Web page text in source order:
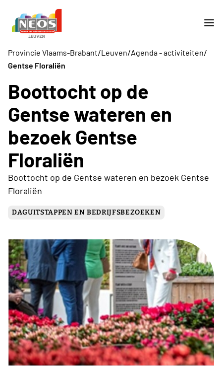
Provincie Vlaams-Brabant/Leuven/Agenda - activiteiten/
Gentse Floraliën
Boottocht op de
Gentse wateren en
bezoek Gentse
Floraliën
Boottocht op de Gentse wateren en bezoek Gentse
Floraliën
DAGUITSTAPPEN EN BEDRIJFSBEZOEKEN